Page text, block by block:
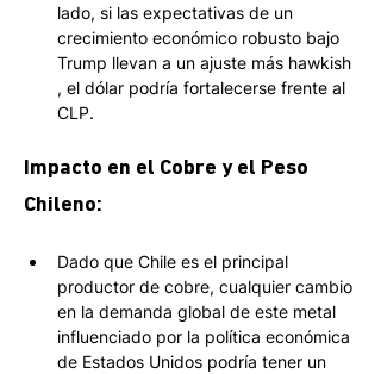
lado, si las expectativas de un
crecimiento económico robusto bajo
Trump llevan a un ajuste más hawkish
, el dólar podría fortalecerse frente al
CLP.
Impacto en el Cobre y el Peso
Chileno:
Dado que Chile es el principal
productor de cobre, cualquier cambio
en la demanda global de este metal
influenciado por la política económica
de Estados Unidos podría tener un